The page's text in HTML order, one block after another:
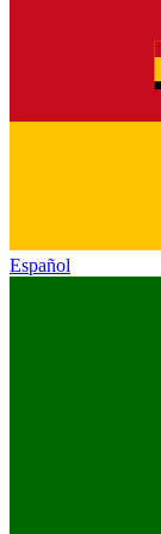
Español